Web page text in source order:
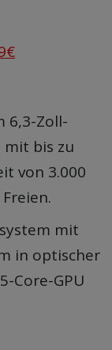
6,3-Zoll-
mit bis zu
von 3.000
mit
in optischer
Core-GPU